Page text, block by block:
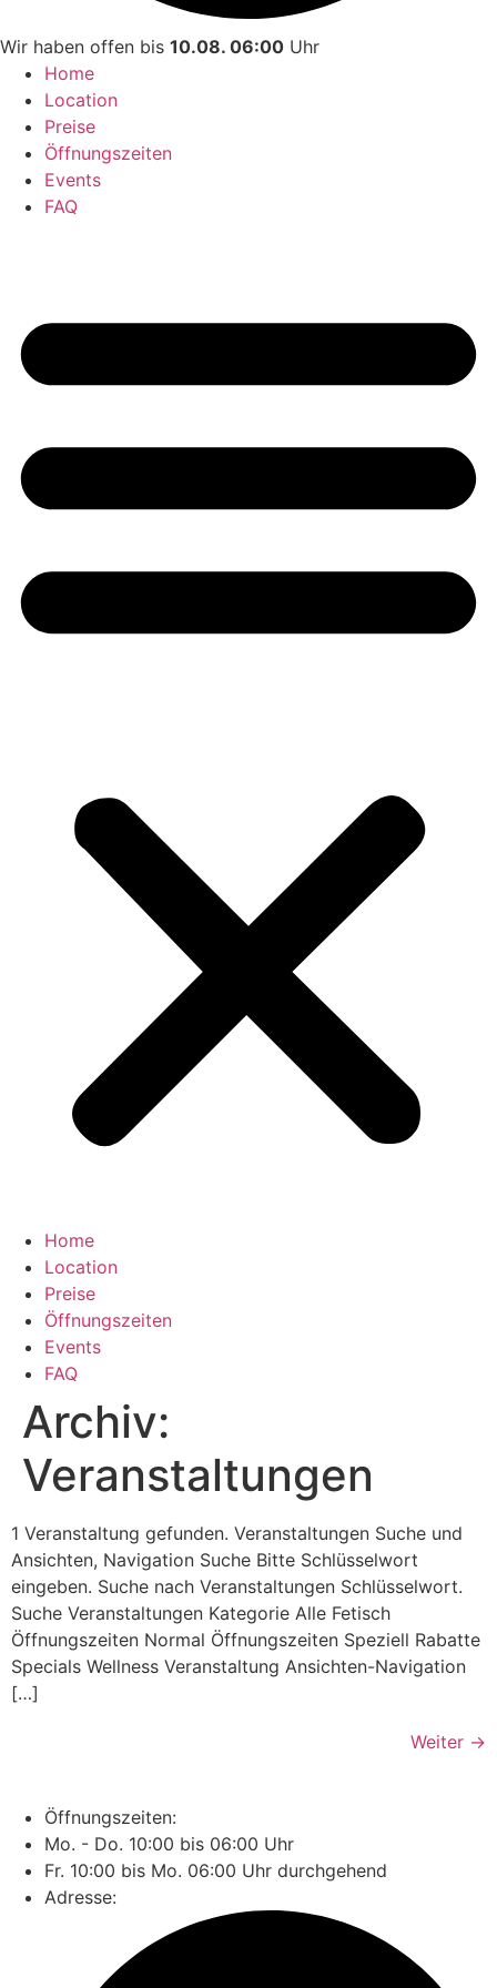
Wir haben offen bis 10.08. 06:00 Uhr
Home
Location
Preise
Öffnungszeiten
Events
FAQ
Home
Location
Preise
Öffnungszeiten
Events
FAQ
Archiv:
Veranstaltungen
1 Veranstaltung gefunden. Veranstaltungen Suche und
Ansichten, Navigation Suche Bitte Schlüsselwort
eingeben. Suche nach Veranstaltungen Schlüsselwort.
Suche Veranstaltungen Kategorie Alle Fetisch
Öffnungszeiten Normal Öffnungszeiten Speziell Rabatte
Specials Wellness Veranstaltung Ansichten-Navigation
[…]
Weiter →
Öffnungszeiten:
Mo. - Do. 10:00 bis 06:00 Uhr
Fr. 10:00 bis Mo. 06:00 Uhr durchgehend
Adresse: